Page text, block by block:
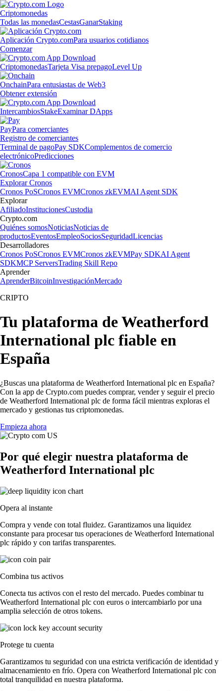
Criptomonedas
Todas las monedasCestasGanarStaking
Aplicación Crypto.comPara usuarios cotidianos
Comenzar
CriptomonedasTarjeta Visa prepagoLevel Up
OnchainPara entusiastas de Web3
Obtener extensión
IntercambiosStakeExaminar DApps
PayPara comerciantes
Registro de comerciantes
Terminal de pagoPay SDKComplementos de comercio
electrónicoPredicciones
CronosCapa 1 compatible con EVM
Explorar Cronos
Cronos PoSCronos EVMCronos zkEVMAI Agent SDK
Explorar
AfiliadoInstitucionesCustodia
Crypto.com
Quiénes somosNoticiasNoticias de
productosEventosEmpleoSociosSeguridadLicencias
Desarrolladores
Cronos PoSCronos EVMCronos zkEVMPay SDKAI Agent
SDKMCP ServersTrading Skill Repo
Aprender
AprenderBitcoinInvestigaciónMercado
CRIPTO
Tu plataforma de Weatherford
International plc fiable en
España
¿Buscas una plataforma de Weatherford International plc en España?
Con la app de Crypto.com puedes comprar, vender y seguir el precio
de Weatherford International plc de forma fácil mientras exploras el
mercado y gestionas tus criptomonedas.
Empieza ahora
Por qué elegir nuestra plataforma de
Weatherford International plc
Opera al instante
Compra y vende con total fluidez. Garantizamos una liquidez
constante para procesar tus operaciones de Weatherford International
plc rápido y con tarifas transparentes.
Combina tus activos
Conecta tus activos con el resto del mercado. Puedes combinar tu
Weatherford International plc con euros o intercambiarlo por una
amplia selección de otros tokens.
Protege tu cuenta
Garantizamos tu seguridad con una estricta verificación de identidad y
almacenamiento en frío. Opera con Weatherford International plc con
total tranquilidad en nuestra plataforma.